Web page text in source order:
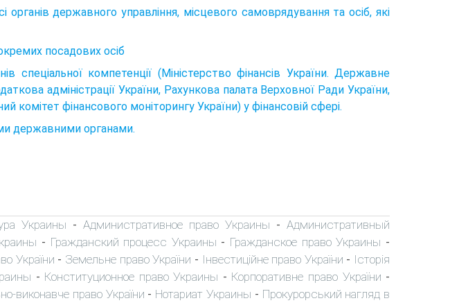
державного управління, місцевого самоврядування та осіб, які
посадових осіб
спеціальної компетенції (Міністерство фінансів України. Державне
адміністрації України, Рахункова палата Верховної Ради України,
комітет фінансового моніторингу України) у фінансовій сфері.
державними органами.
Украины - Административное право Украины - Административный
- Гражданский процесс Украины - Гражданское право Украины -
України - Земельне право України - Інвестиційне право України - Історія
- Конституционное право Украины - Корпоративне право України -
виконавче право України - Нотариат Украины - Прокурорський нагляд в